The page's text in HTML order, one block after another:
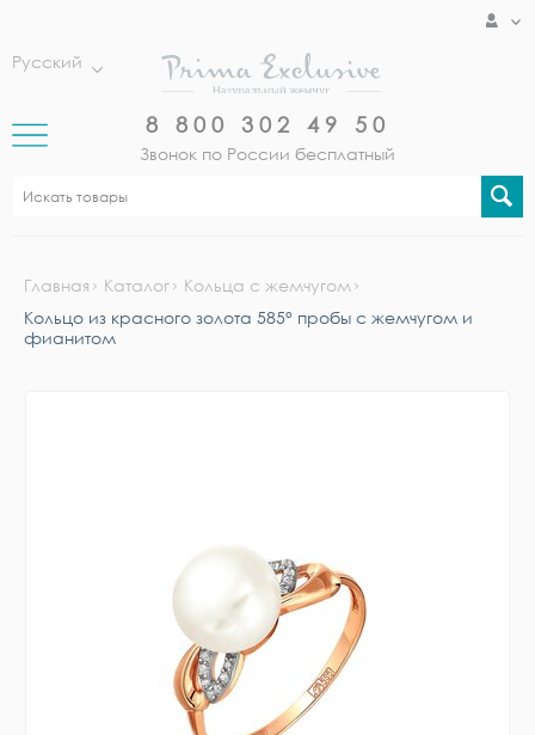
Русский
8 800 302 49 50
Звонок по России бесплатный
Главная Каталог
Кольца с жемчугом
Кольцо из красного золота 585° пробы с жемчугом и
фианитом